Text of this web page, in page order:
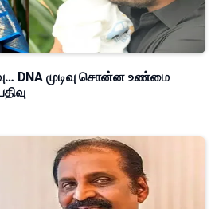
DNA முடிவு சொன்ன உண்மை